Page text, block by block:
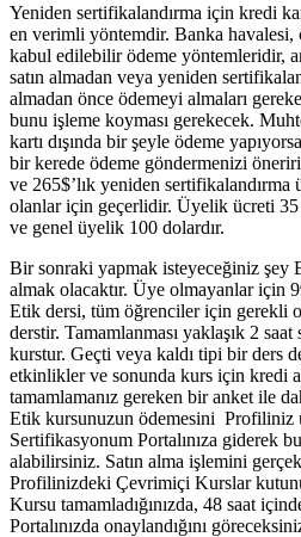
Yeniden sertifikalandırma için kredi
en verimli yöntemdir. Banka havalesi,
kabul edilebilir ödeme yöntemleridir,
satın almadan veya yeniden
almadan önce ödemeyi almaları
bunu işleme koyması gerekecek.
kartı dışında bir şeyle ödeme
bir kerede ödeme göndermenizi
ve 265$’lık yeniden
olanlar için geçerlidir. Üyelik ücreti 35
ve genel üyelik 100 dolardır.
Bir sonraki yapmak isteyeceğiniz şey
almak olacaktır. Üye olmayanlar için
Etik dersi, tüm öğrenciler için gerekli
derstir. Tamamlanması yaklaşık 2
kurstur. Geçti veya kaldı tipi bir ders
etkinlikler ve sonunda kurs için kredi
tamamlamanız gereken bir anket ile
Etik kursunuzun ödemesini Profiliniz
Sertifikasyonum Portalınıza giderek
alabilirsiniz. Satın alma işlemini
Profilinizdeki Çevrimiçi Kurslar
Kursu tamamladığınızda, 48 saat
Portalınızda onaylandığını